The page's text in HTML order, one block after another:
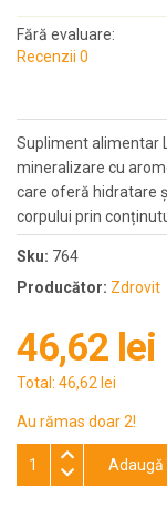
Fără evaluare:
Recenzii 0
Supliment alimentar
mineralizare cu
care oferă hidratare
corpului prin
Sku: 764
Producător: Zdrovit
46,62 lei
Total: 46,62 lei
Au rămas doar 2!
Adaugă